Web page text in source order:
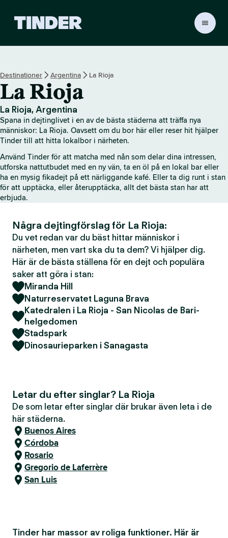
r
a
r
t
i
d
a
Destinationer Argentina La Rioja
La Rioja
La Rioja, Argentina
Spana in dejtinglivet i en av de bästa städerna att träffa nya
människor: La Rioja. Oavsett om du bor här eller reser hit hjälper
Tinder till att hitta lokalbor i närheten.
Använd Tinder för att matcha med nån som delar dina intressen,
utforska nattutbudet med en ny vän, ta en öl på en lokal bar eller
ha en mysig fikadejt på ett närliggande kafé. Eller ta dig runt i stan
för att upptäcka, eller återupptäcka, allt det bästa stan har att
erbjuda.
Några dejtingförslag för La Rioja:
Du vet redan var du bäst hittar människor i
närheten, men vart ska du ta dem? Vi hjälper dig.
Här är de bästa ställena för en dejt och populära
saker att göra i stan:
Miranda Hill
Naturreservatet Laguna Brava
Katedralen i La Rioja - San Nicolas de Bari-
helgedomen
Stadspark
Dinosaurieparken i Sanagasta
Letar du efter singlar? La Rioja
De som letar efter singlar där brukar även leta i de
här städerna.
Buenos Aires
Córdoba
Rosario
Gregorio de Laferrère
San Luis
Tinder har massor av roliga funktioner. Här är